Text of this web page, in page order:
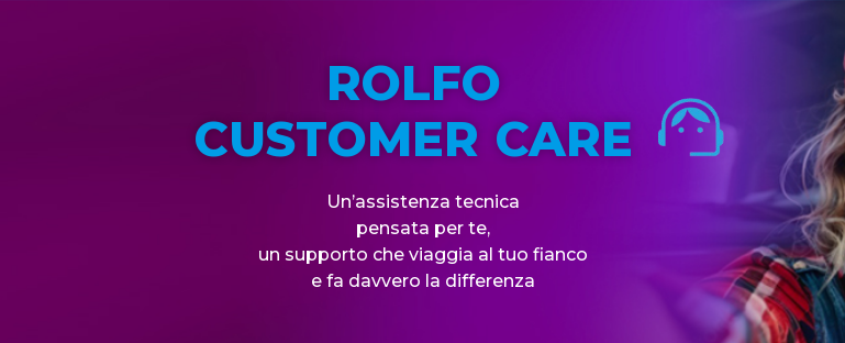
ROLFO
CUSTOMER CARE
Un’assistenza tecnica
pensata per te,
un supporto che viaggia al tuo fianco
e fa davvero la differenza